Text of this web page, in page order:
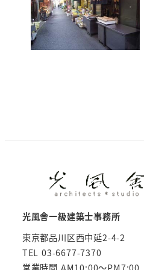
光風舎一級建築士事務所
東京都品川区西中延2-4-2
TEL 03-6677-7370
営業時間 AM10:00～PM7:00